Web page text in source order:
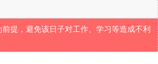
提，避免该日子对工作、学习等造成不利